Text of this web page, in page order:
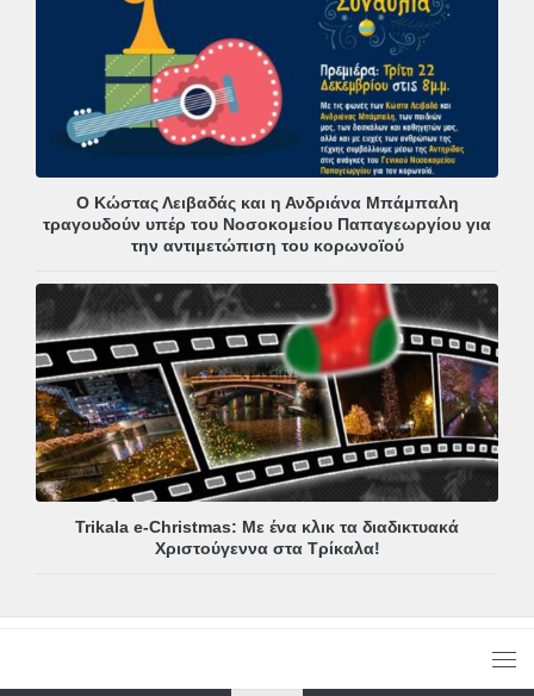
Ο Κώστας Λειβαδάς και η Ανδριάνα Μπάμπαλη
τραγουδούν υπέρ του Νοσοκομείου Παπαγεωργίου για
την αντιμετώπιση του κορωνοϊού
Trikala e-Christmas: Με ένα κλικ τα διαδικτυακά
Χριστούγεννα στα Τρίκαλα!